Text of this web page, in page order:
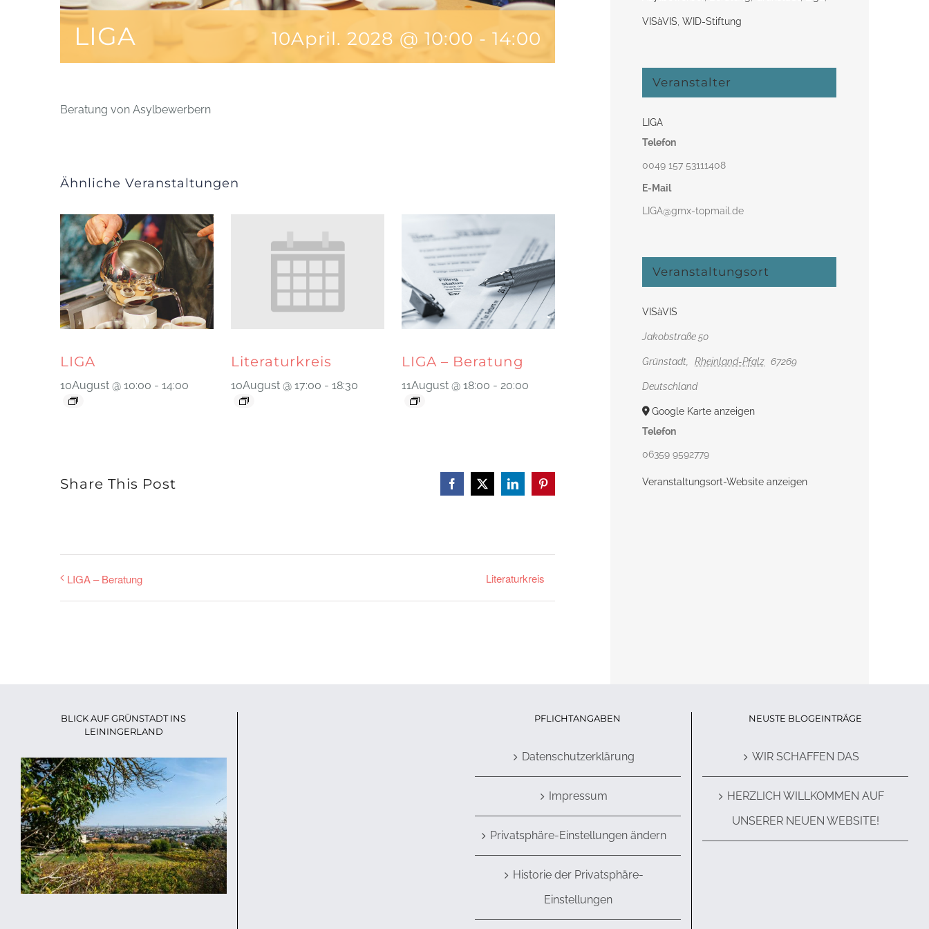
LIGA 10April. 2028 @ 10:00 - 14:00
Beratung von Asylbewerbern
Ähnliche Veranstaltungen
LIGA
10August @ 10:00 - 14:00
Literaturkreis
10August @ 17:00 - 18:30
LIGA – Beratung
11August @ 18:00 - 20:00
Share This Post Facebook
X LinkedInPinterest
LIGA – Beratung Literaturkreis
VISàVIS ,WID-Stiftung
Veranstalter
LIGA
Telefon
0049 157 53111408‬
E-Mail
LIGA@gmx-topmail.de
Veranstaltungsort
VISàVIS
Jakobstraße 50
Grünstadt Rheinland-Pfalz 67269
Deutschland
Google Karte anzeigen
Telefon
06359 9592779
Veranstaltungsort-Website anzeigen
BLICK AUF GRÜNSTADT INS
LEININGERLAND
PFLICHTANGABEN
Datenschutzerklärung
Impressum
Privatsphäre-Einstellungen ändern
Historie der Privatsphäre-
Einstellungen
NEUSTE BLOGEINTRÄGE
WIR SCHAFFEN DAS
HERZLICH WILLKOMMEN AUF
UNSERER NEUEN WEBSITE!